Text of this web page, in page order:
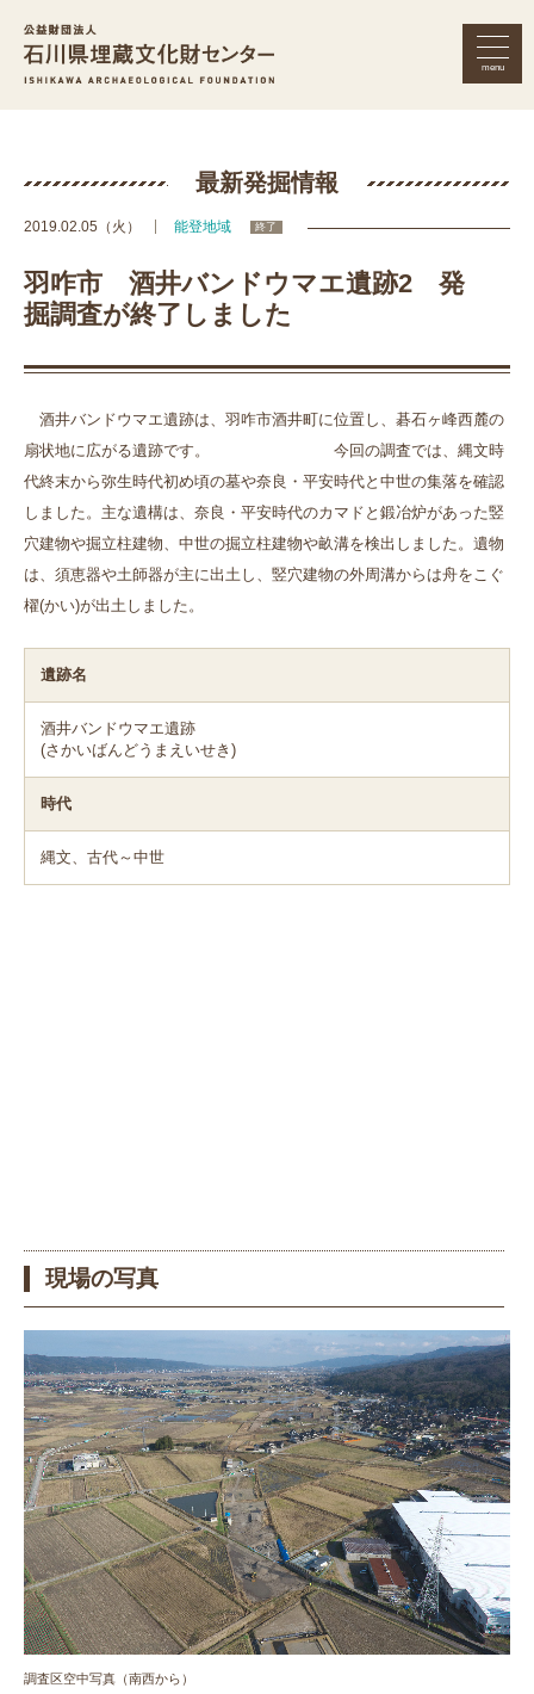
menu
最新発掘情報
2019.02.05（火） 能登地域 終了
羽咋市 酒井バンドウマエ遺跡2 発
掘調査が終了しました
酒井バンドウマエ遺跡は、羽咋市酒井町に位置し、碁石ヶ峰西麓の
扇状地に広がる遺跡です。 今回の調査では、縄文時
代終末から弥生時代初め頃の墓や奈良・平安時代と中世の集落を確認
しました。主な遺構は、奈良・平安時代のカマドと鍛冶炉があった竪
穴建物や掘立柱建物、中世の掘立柱建物や畝溝を検出しました。遺物
は、須恵器や土師器が主に出土し、竪穴建物の外周溝からは舟をこぐ
櫂(かい)が出土しました。
遺跡名
酒井バンドウマエ遺跡
(さかいばんどうまえいせき)
時代
縄文、古代～中世
現場の写真
調査区空中写真（南西から）